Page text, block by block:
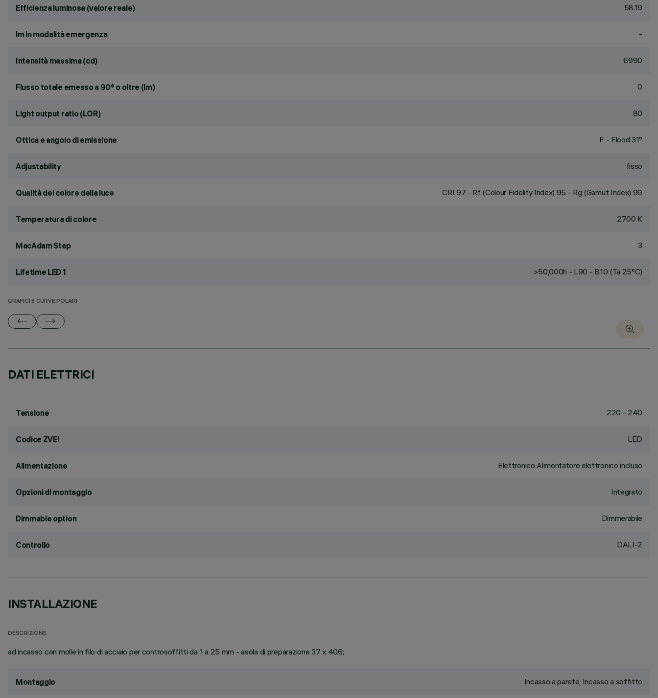
Efficienza luminosa (valore reale) 58.19
lm in modalità emergenza -
Intensità massima (cd) 6990
Flusso totale emesso a 90° o oltre (lm) 0
Light output ratio (LOR) 80
Ottica e angolo di emissione F - Flood 31°
Adjustability fisso
Qualità del colore della luce CRI 97 - Rf (Colour Fidelity Index) 95 - Rg (Gamut Index) 99
Temperatura di colore 2700 K
MacAdam Step 3
Lifetime LED 1 >50,000h - L90 - B10 (Ta 25°C)
GRAFICI E CURVE POLARI
DATI ELETTRICI
Tensione 220 - 240
Codice ZVEI LED
Alimentazione Elettronico Alimentatore elettronico incluso
Opzioni di montaggio Integrato
Dimmable option Dimmerabile
Controllo DALI-2
INSTALLAZIONE
DESCRIZIONE
ad incasso con molle in filo di acciaio per controsoffitti da 1 a 25 mm - asola di preparazione 37 x 406;
Montaggio Incasso a parete, Incasso a soffitto